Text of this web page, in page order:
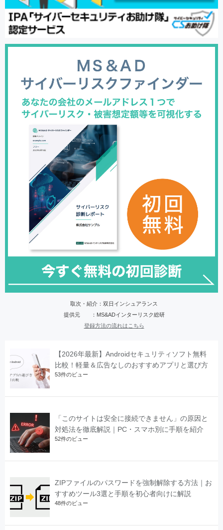
取次・紹介：双日インシュアランス
提供元 ：MS&ADインターリスク総研
登録方法の流れはこちら
【2026年最新】Androidセキュリティソフト無料
比較！軽量＆広告なしのおすすめアプリと選び方
53件のビュー
「このサイトは安全に接続できません」の原因と
対処法を徹底解説｜PC・スマホ別に手順を紹介
52件のビュー
ZIPファイルのパスワードを強制解除する方法｜お
すすめツール3選と手順を初心者向けに解説
48件のビュー